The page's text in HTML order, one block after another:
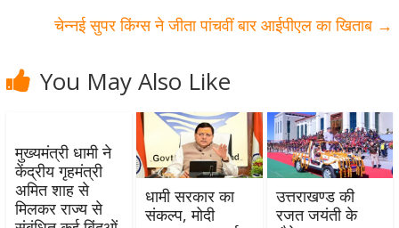
चेन्नई सुपर किंग्स ने जीता पांचवीं बार आईपीएल का खिताब →
You May Also Like
मुख्यमंत्री धामी ने
केंद्रीय गृहमंत्री
अमित शाह से
मिलकर राज्य से
धामी सरकार का
संकल्प, मोदी
उत्तराखण्ड की
रजत जयंती के